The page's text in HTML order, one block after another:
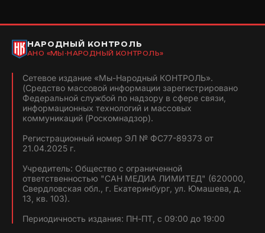
НАРОДНЫЙ КОНТРОЛЬ
АНО «МЫ-НАРОДНЫЙ КОНТРОЛЬ»
Сетевое издание «Мы-Народный КОНТРОЛЬ».
(Средство массовой информации зарегистрировано
Федеральной службой по надзору в сфере связи,
информационных технологий и массовых
коммуникаций (Роскомнадзор).
Регистрационный номер ЭЛ № ФС77-89373 от
21.04.2025 г.
Учредитель: Общество с ограниченной
ответственностью "САН МЕДИА ЛИМИТЕД" (620000,
Свердловская обл., г. Екатеринбург, ул. Юмашева, д.
13, кв. 103).
Периодичность издания: ПН-ПТ, с 09:00 до 19:00